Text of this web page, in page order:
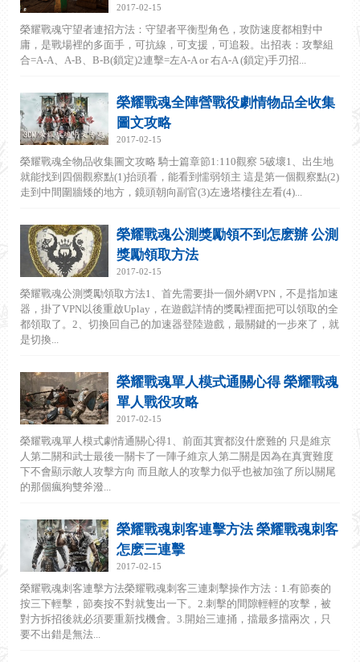
2017-02-15
榮耀戰魂守望者連招方法：守望者平衡型角色，攻防速度都相對中
庸，是戰場裡的多面手，可抗線，可支援，可追殺。出招表：攻擊組
合=A-A、A-B、B-B(鎖定)2連擊=左A-A or 右A-A (鎖定)手刃招...
榮耀戰魂全陣營戰役劇情物品全收集
圖文攻略
2017-02-15
榮耀戰魂全物品收集圖文攻略 騎士篇章節1:110觀察 5破壞1、出生地
就能找到四個觀察點(1)抬頭看，能看到懦弱領主 這是第一個觀察點(2)
走到中間圍牆矮的地方，鏡頭朝向副官(3)左邊塔樓往左看(4)...
榮耀戰魂公測獎勵領不到怎麽辦 公測
獎勵領取方法
2017-02-15
榮耀戰魂公測獎勵領取方法1、首先需要掛一個外網VPN，不是指加速
器，掛了VPN以後重啟Uplay，在遊戲詳情的獎勵裡面把可以領取的全
都領取了。2、切換回自己的加速器登陸遊戲，最關鍵的一步來了，就
是切換...
榮耀戰魂單人模式通關心得 榮耀戰魂
單人戰役攻略
2017-02-15
榮耀戰魂單人模式劇情通關心得1、前面其實都沒什麽難的 只是維京
人第二關和武士最後一關卡了一陣子維京人第二關是因為在真實難度
下不會顯示敵人攻擊方向 而且敵人的攻擊力似乎也被加強了所以關尾
的那個瘋狗雙斧潑...
榮耀戰魂刺客連擊方法 榮耀戰魂刺客
怎麽三連擊
2017-02-15
榮耀戰魂刺客連擊方法榮耀戰魂刺客三連刺擊操作方法：1.有節奏的
按三下輕擊，節奏按不對就隻出一下。2.刺擊的間隙輕輕的攻擊，被
對方拆招後就必須要重新找機會。3.開始三連捅，擋最多擋兩次，只
要不出錯是無法...